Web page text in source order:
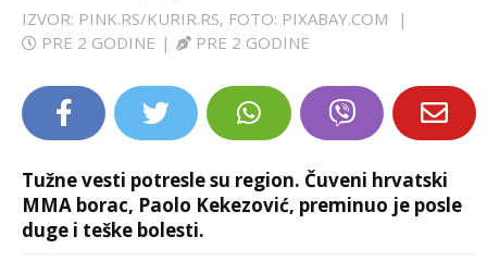
IZVOR: PINK.RS/KURIR.RS, FOTO: PIXABAY.COM
|
PRE 2 GODINE | PRE 2 GODINE
Tužne vesti potresle su region. Čuveni hrvatski
MMA borac, Paolo Kekezović, preminuo je posle
duge i teške bolesti.